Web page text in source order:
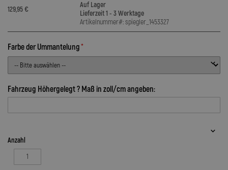
129,95 €
Auf Lager
Lieferzeit 1 - 3 Werktage
Artikelnummer#: spiegler_1453327
Farbe der Ummantelung
Fahrzeug Höhergelegt ? Maß in zoll/cm angeben:
Anzahl